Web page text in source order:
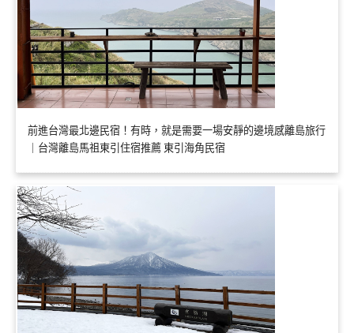
前進台灣最北邊民宿！有時，就是需要一場安靜的邊境感離島旅行
｜台灣離島馬祖東引住宿推薦 東引海角民宿